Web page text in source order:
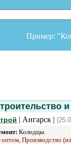
Пример:
| Ангарск |
Колодцы.
Производство